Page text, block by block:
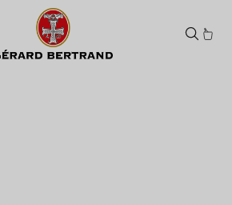
Gérard Bertrand présente : À table !